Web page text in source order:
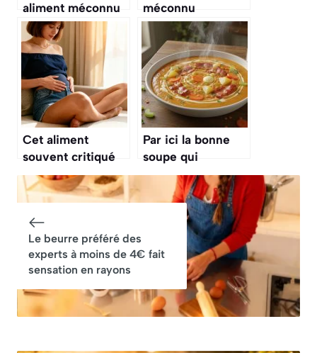
aliment méconnu
pourrait
révolutionner
votre tension
artérielle
méconnu
bouleverse la
santé des experts
en nutrition
Cet aliment
souvent critiqué
ferait fondre la
graisse
des chercheurs
Par ici la bonne
soupe qui
réchauffe ! La
recette du potage
Brighton au lard
Le beurre préféré des
experts à moins de 4€ fait
sensation en rayons